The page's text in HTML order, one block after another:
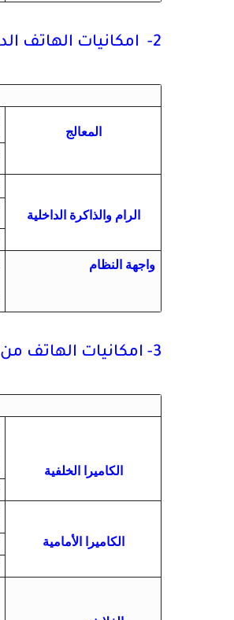
2- امكانيات الهاتف الداخيلة التي يأتي بها وواجهة النظام
المعالج
الرام والذاكرة الداخلية
واجهة النظام
3- امكانيات الهاتف من ناحية الكاميرات الفلاش
الكاميرا الخلفية
الكاميرا الأمامية